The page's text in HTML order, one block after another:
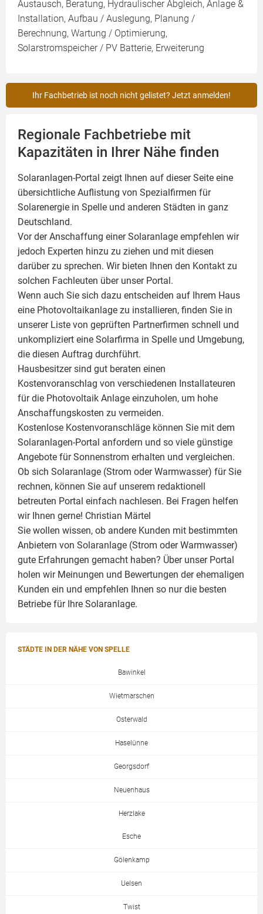
Austausch, Beratung, Hydraulischer Abgleich, Anlage &
Installation, Aufbau / Auslegung, Planung /
Berechnung, Wartung / Optimierung,
Solarstromspeicher / PV Batterie, Erweiterung
Ihr Fachbetrieb ist noch nicht gelistet? Jetzt anmelden!
Regionale Fachbetriebe mit
Kapazitäten in Ihrer Nähe finden
Solaranlagen-Portal zeigt Ihnen auf dieser Seite eine
übersichtliche Auflistung von Spezialfirmen für
Solarenergie in Spelle und anderen Städten in ganz
Deutschland.
Vor der Anschaffung einer Solaranlage empfehlen wir
jedoch Experten hinzu zu ziehen und mit diesen
darüber zu sprechen. Wir bieten Ihnen den Kontakt zu
solchen Fachleuten über unser Portal.
Wenn auch Sie sich dazu entscheiden auf Ihrem Haus
eine Photovoltaikanlage zu installieren, finden Sie in
unserer Liste von geprüften Partnerfirmen schnell und
unkompliziert eine Solarfirma in Spelle und Umgebung,
die diesen Auftrag durchführt.
Hausbesitzer sind gut beraten einen
Kostenvoranschlag von verschiedenen Installateuren
für die Photovoltaik Anlage einzuholen, um hohe
Anschaffungskosten zu vermeiden.
Kostenlose Kostenvoranschläge können Sie mit dem
Solaranlagen-Portal anfordern und so viele günstige
Angebote für Sonnenstrom erhalten und vergleichen.
Ob sich Solaranlage (Strom oder Warmwasser) für Sie
rechnen, können Sie auf unserem redaktionell
betreuten Portal einfach nachlesen. Bei Fragen helfen
wir Ihnen gerne! Christian Märtel
Sie wollen wissen, ob andere Kunden mit bestimmten
Anbietern von Solaranlage (Strom oder Warmwasser)
gute Erfahrungen gemacht haben? Über unser Portal
holen wir Meinungen und Bewertungen der ehemaligen
Kunden ein und empfehlen Ihnen so nur die besten
Betriebe für Ihre Solaranlage.
STÄDTE IN DER NÄHE VON SPELLE
Bawinkel
Wietmarschen
Osterwald
Haselünne
Georgsdorf
Neuenhaus
Herzlake
Esche
Gölenkamp
Uelsen
Twist